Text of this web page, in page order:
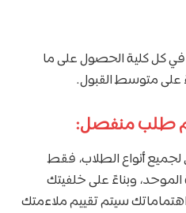
في كل كلية الحصول على ما
طلب منفصل:
لجميع أنواع الطلاب، فقط
وبناءً على خلفيتك
سيتم تقييم ملاءمتك